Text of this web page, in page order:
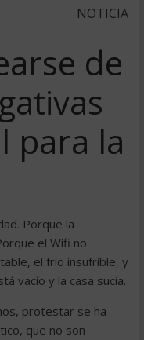
NOTICIA
de
para la
Porque la
el Wifi no
el frío insufrible, y
vacío y la casa sucia.
protestar se ha
que no son